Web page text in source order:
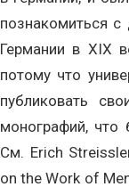
познакомиться с
Германии в XIX
потому что
публиковать
монографий, что
См. Erich
on the Work of